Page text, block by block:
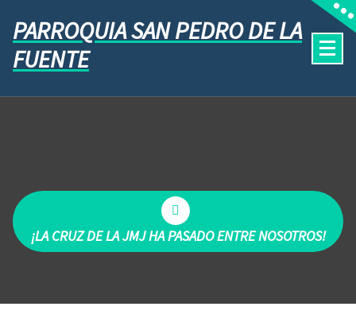
PARROQUIA SAN PEDRO DE LA
FUENTE
¡LA CRUZ DE LA JMJ HA PASADO ENTRE NOSOTROS!